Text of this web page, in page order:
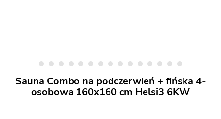
Sauna Combo na podczerwień + fińska 4-
osobowa 160x160 cm Helsi3 6KW